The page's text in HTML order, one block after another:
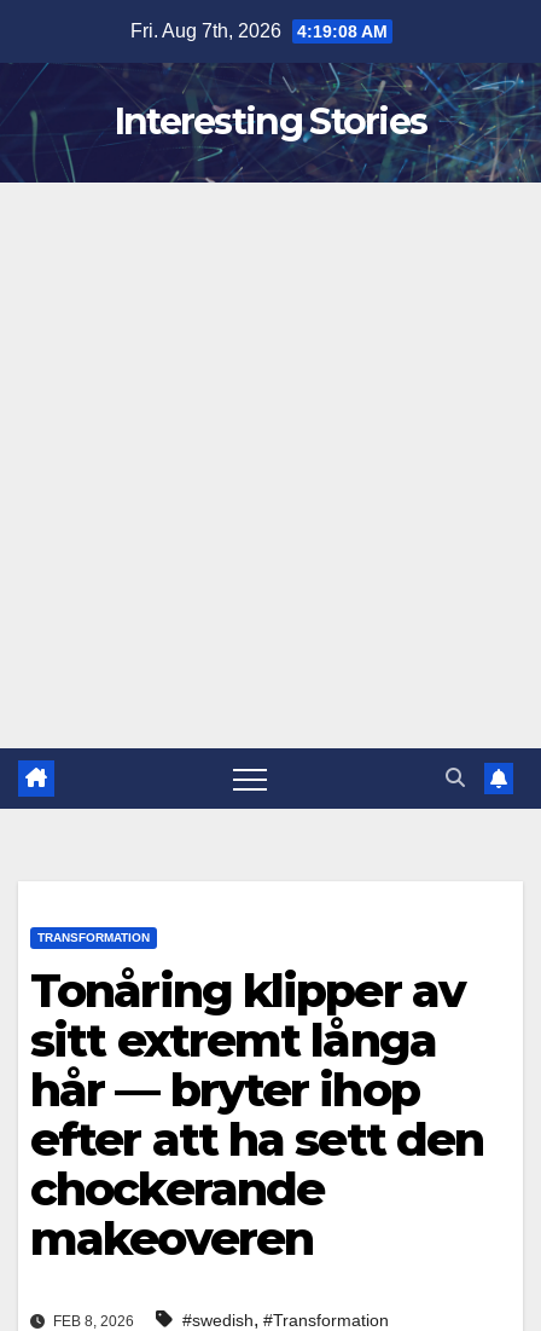
content
Fri. Aug 7th, 2026 4:19:08 AM
Interesting Stories
TRANSFORMATION
Tonåring klipper av
sitt extremt långa
hår — bryter ihop
efter att ha sett den
chockerande
makeoveren
FEB 8, 2026 #swedish, #Transformation